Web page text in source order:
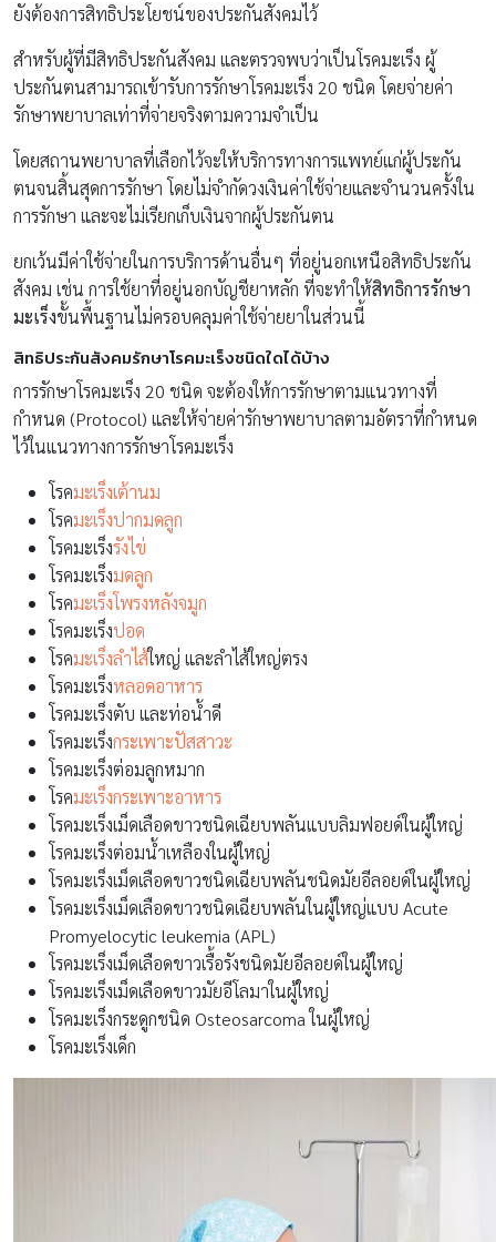
ยังต้องการสิทธิประโยชน์ของประกันสังคมไว้
สำหรับผู้ที่มีสิทธิประกันสังคม และตรวจพบว่าเป็นโรคมะเร็ง ผู้
ประกันตนสามารถเข้ารับการรักษาโรคมะเร็ง 20 ชนิด โดยจ่ายค่า
รักษาพยาบาลเท่าที่จ่ายจริงตามความจำเป็น
โดยสถานพยาบาลที่เลือกไว้จะให้บริการทางการแพทย์แก่ผู้ประกัน
ตนจนสิ้นสุดการรักษา โดยไม่จำกัดวงเงินค่าใช้จ่ายและจำนวนครั้งใน
การรักษา และจะไม่เรียกเก็บเงินจากผู้ประกันตน
ยกเว้นมีค่าใช้จ่ายในการบริการด้านอื่นๆ ที่อยู่นอกเหนือสิทธิประกัน
สังคม เช่น การใช้ยาที่อยู่นอกบัญชียาหลัก ที่จะทำให้สิทธิการรักษา
มะเร็งขั้นพื้นฐานไม่ครอบคลุมค่าใช้จ่ายยาในส่วนนี้
สิทธิประกันสังคมรักษาโรคมะเร็งชนิดใดได้บ้าง
การรักษาโรคมะเร็ง 20 ชนิด จะต้องให้การรักษาตามแนวทางที่
กำหนด (Protocol) และให้จ่ายค่ารักษาพยาบาลตามอัตราที่กำหนด
ไว้ในแนวทางการรักษาโรคมะเร็ง
โรคมะเร็งเต้านม
โรคมะเร็งปากมดลูก
โรคมะเร็งรังไข่
โรคมะเร็งมดลูก
โรคมะเร็งโพรงหลังจมูก
โรคมะเร็งปอด
โรคมะเร็งลำไส้ใหญ่ และลำไส้ใหญ่ตรง
โรคมะเร็งหลอดอาหาร
โรคมะเร็งตับ และท่อน้ำดี
โรคมะเร็งกระเพาะปัสสาวะ
โรคมะเร็งต่อมลูกหมาก
โรคมะเร็งกระเพาะอาหาร
โรคมะเร็งเม็ดเลือดขาวชนิดเฉียบพลันแบบลิมฟอยด์ในผู้ใหญ่
โรคมะเร็งต่อมน้ำเหลืองในผู้ใหญ่
โรคมะเร็งเม็ดเลือดขาวชนิดเฉียบพลันชนิดมัยอีลอยด์ในผู้ใหญ่
โรคมะเร็งเม็ดเลือดขาวชนิดเฉียบพลันในผู้ใหญ่แบบ Acute
Promyelocytic leukemia (APL)
โรคมะเร็งเม็ดเลือดขาวเรื้อรังชนิดมัยอีลอยด์ในผู้ใหญ่
โรคมะเร็งเม็ดเลือดขาวมัยอีโลมาในผู้ใหญ่
โรคมะเร็งกระดูกชนิด Osteosarcoma ในผู้ใหญ่
โรคมะเร็งเด็ก